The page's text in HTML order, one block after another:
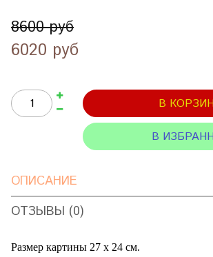
8600 руб
6020 руб
В
В
ОПИСАНИЕ
ОТЗЫВЫ (0)
Размер картины 27 х 24 см.